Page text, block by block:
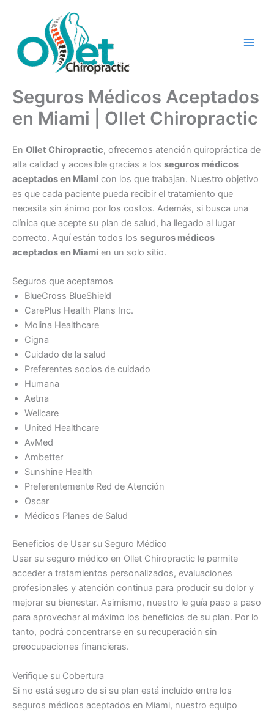
content
Seguros Médicos Aceptados
en Miami | Ollet Chiropractic
En Ollet Chiropractic, ofrecemos atención quiropráctica de
alta calidad y accesible gracias a los seguros médicos
aceptados en Miami con los que trabajan. Nuestro objetivo
es que cada paciente pueda recibir el tratamiento que
necesita sin ánimo por los costos. Además, si busca una
clínica que acepte su plan de salud, ha llegado al lugar
correcto. Aquí están todos los seguros médicos
aceptados en Miami en un solo sitio.
Seguros que aceptamos
BlueCross BlueShield
CarePlus Health Plans Inc.
Molina Healthcare
Cigna
Cuidado de la salud
Preferentes socios de cuidado
Humana
Aetna
Wellcare
United Healthcare
AvMed
Ambetter
Sunshine Health
Preferentemente Red de Atención
Oscar
Médicos Planes de Salud
Beneficios de Usar su Seguro Médico
Usar su seguro médico en Ollet Chiropractic le permite
acceder a tratamientos personalizados, evaluaciones
profesionales y atención continua para producir su dolor y
mejorar su bienestar. Asimismo, nuestro le guía paso a paso
para aprovechar al máximo los beneficios de su plan. Por lo
tanto, podrá concentrarse en su recuperación sin
preocupaciones financieras.
Verifique su Cobertura
Si no está seguro de si su plan está incluido entre los
seguros médicos aceptados en Miami, nuestro equipo